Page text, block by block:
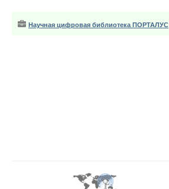
Научная цифровая библиотека ПОРТАЛУС